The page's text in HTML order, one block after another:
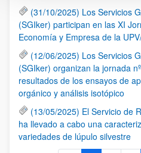
(31/10/2025) Los Servicios
(SGIker) participan en las XI
Economía y Empresa de la
(12/06/2025) Los Servicios
(SGIker) organizan la jornada
resultados de los ensayos de
orgánico y análisis isotópico
(13/05/2025) El Servicio de
ha llevado a cabo una
variedades de lúpulo silvestre